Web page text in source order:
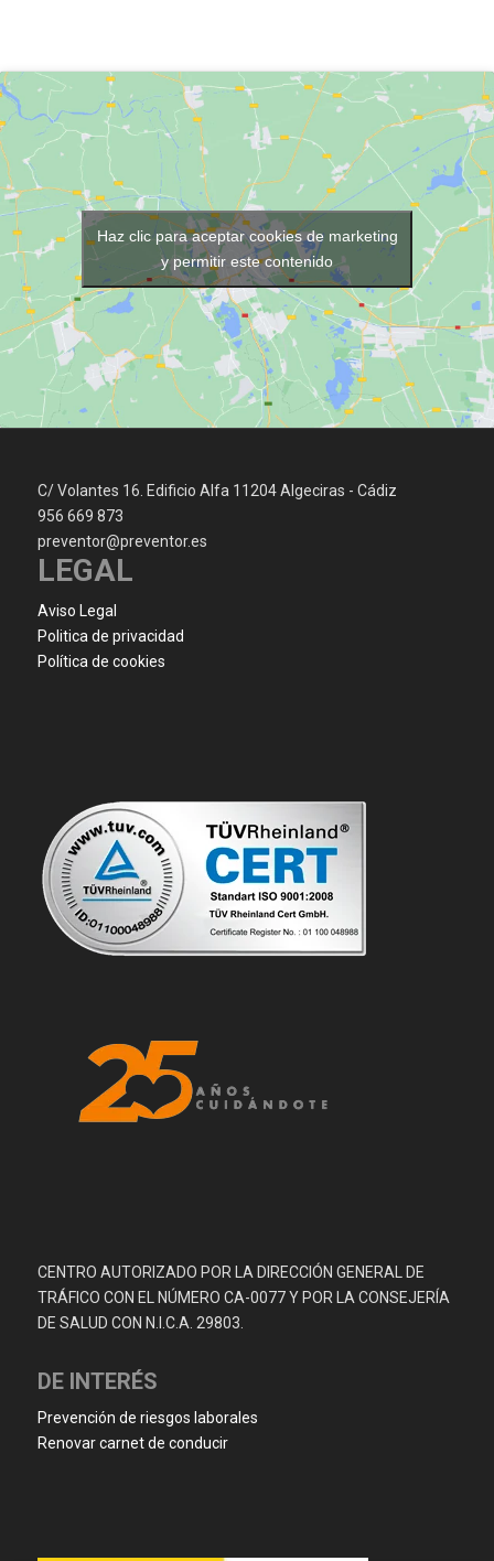
Haz clic para aceptar cookies de marketing
y permitir este contenido
C/ Volantes 16. Edificio Alfa 11204 Algeciras - Cádiz
956 669 873
preventor@preventor.es
LEGAL
Aviso Legal
Politica de privacidad
Política de cookies
CENTRO AUTORIZADO POR LA DIRECCIÓN GENERAL DE
TRÁFICO CON EL NÚMERO CA-0077 Y POR LA CONSEJERÍA
DE SALUD CON N.I.C.A. 29803.
DE INTERÉS
Prevención de riesgos laborales
Renovar carnet de conducir